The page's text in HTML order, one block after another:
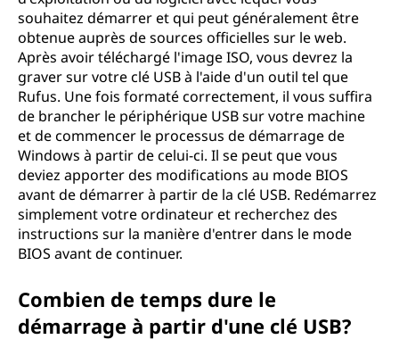
souhaitez démarrer et qui peut généralement être
obtenue auprès de sources officielles sur le web.
Après avoir téléchargé l'image ISO, vous devrez la
graver sur votre clé USB à l'aide d'un outil tel que
Rufus. Une fois formaté correctement, il vous suffira
de brancher le périphérique USB sur votre machine
et de commencer le processus de démarrage de
Windows à partir de celui-ci. Il se peut que vous
deviez apporter des modifications au mode BIOS
avant de démarrer à partir de la clé USB. Redémarrez
simplement votre ordinateur et recherchez des
instructions sur la manière d'entrer dans le mode
BIOS avant de continuer.
Combien de temps dure le
démarrage à partir d'une clé USB?